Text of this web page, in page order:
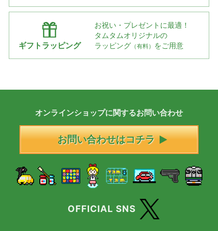
ギフトラッピング
お祝い・プレゼントに最適！
タムタムオリジナルの
ラッピング （有料） をご用意
オンラインショップに関するお問い合わせ
お問い合わせはコチラ
OFFICIAL SNS